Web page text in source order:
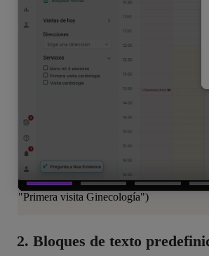
1. Plantilla de estructura
Define todas las secciones que
La plantilla se aplicará por defecto
al crear un nuevo episodio.
Cómo crearla:
Crea un episodio con la estructura
"Primera visita Ginecología")
2. Bloques de texto